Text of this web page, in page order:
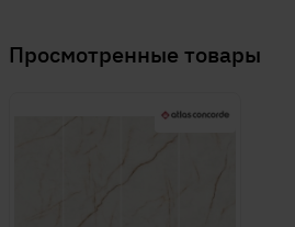
Просмотренные товары